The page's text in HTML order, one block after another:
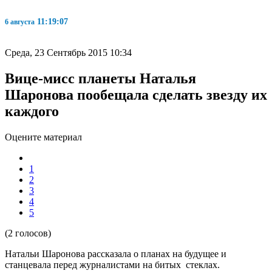
6 августа 11:19:07
Среда, 23 Сентябрь 2015 10:34
Вице-мисс планеты Наталья
Шаронова пообещала сделать звезду их
каждого
Оцените материал
1
2
3
4
5
(2 голосов)
Натальи Шаронова рассказала о планах на будущее и
станцевала перед журналистами на битых стеклах.